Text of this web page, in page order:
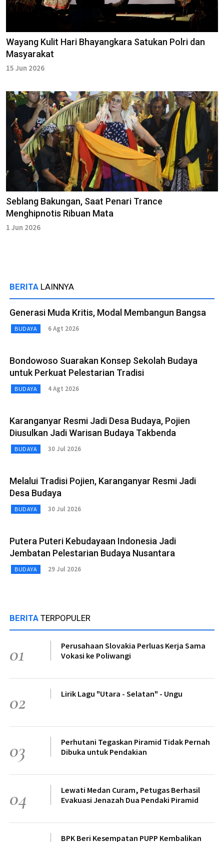
Wayang Kulit Hari Bhayangkara Satukan Polri dan
Masyarakat
15 Jun 2026
Seblang Bakungan, Saat Penari Trance
Menghipnotis Ribuan Mata
1 Jun 2026
BERITA LAINNYA
Generasi Muda Kritis, Modal Membangun Bangsa
BUDAYA 6 Agt 2026
Bondowoso Suarakan Konsep Sekolah Budaya
untuk Perkuat Pelestarian Tradisi
BUDAYA 4 Agt 2026
Karanganyar Resmi Jadi Desa Budaya, Pojien
Diusulkan Jadi Warisan Budaya Takbenda
BUDAYA 30 Jul 2026
Melalui Tradisi Pojien, Karanganyar Resmi Jadi
Desa Budaya
BUDAYA 30 Jul 2026
Putera Puteri Kebudayaan Indonesia Jadi
Jembatan Pelestarian Budaya Nusantara
BUDAYA 29 Jul 2026
BERITA TERPOPULER
01
Perusahaan Slovakia Perluas Kerja Sama
Vokasi ke Poliwangi
02 Lirik Lagu "Utara - Selatan" - Ungu
03
Perhutani Tegaskan Piramid Tidak Pernah
Dibuka untuk Pendakian
04
Lewati Medan Curam, Petugas Berhasil
Evakuasi Jenazah Dua Pendaki Piramid
BPK Beri Kesempatan PUPP Kembalikan